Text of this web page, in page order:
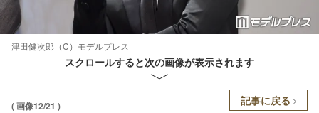
津田健次郎（C）モデルプレス
スクロールすると次の画像が表示されます
( 画像12/21 ) 記事に戻る